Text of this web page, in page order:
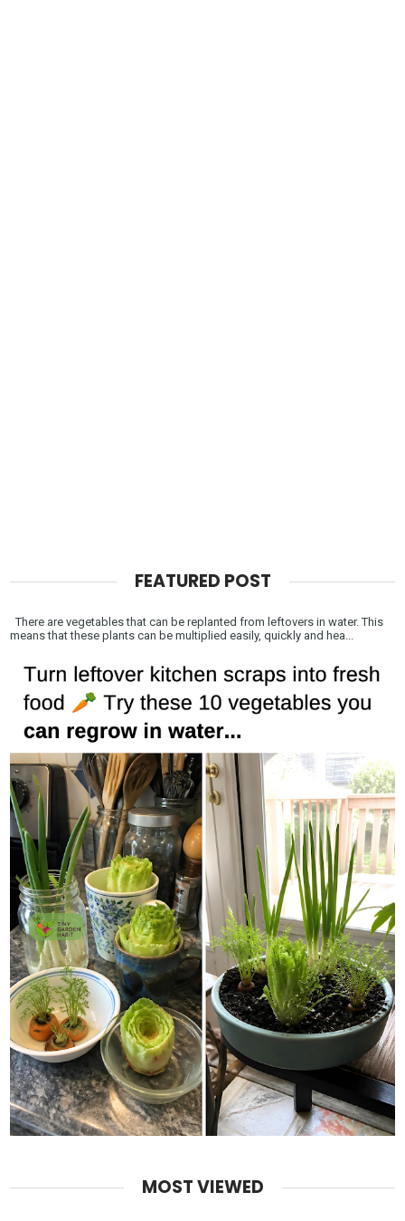
FEATURED POST
There are vegetables that can be replanted from leftovers in water. This
means that these plants can be multiplied easily, quickly and hea...
MOST VIEWED